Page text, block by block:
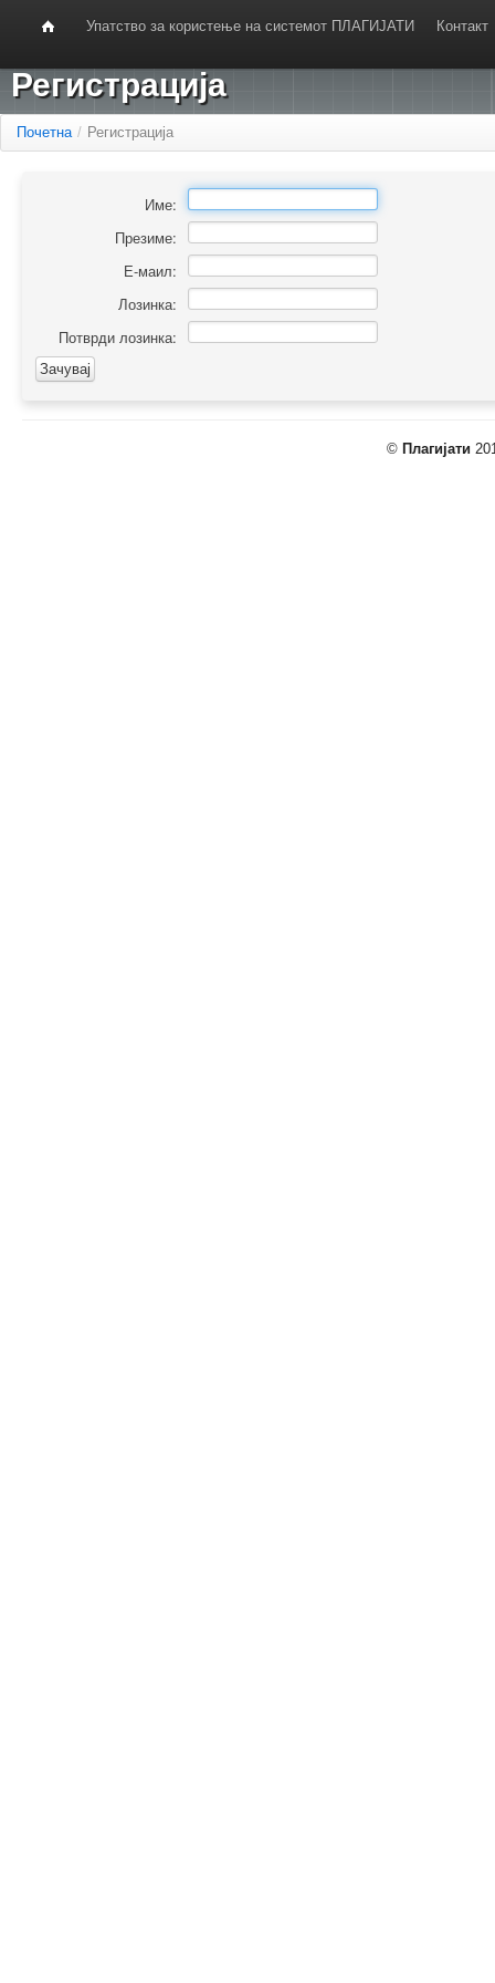
Упатство за користење на системот ПЛАГИЈАТИ Контакт
Регистрација
Почетна / Регистрација
Име:
Презиме:
Е-маил:
Лозинка:
Потврди лозинка:
© Плагијати